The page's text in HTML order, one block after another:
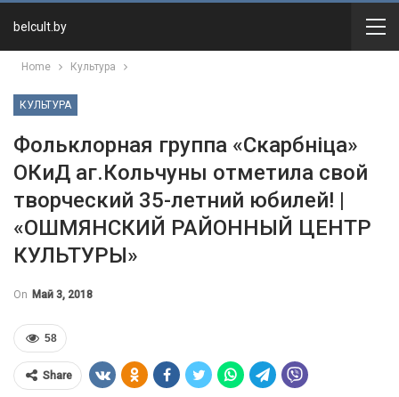
belcult.by
Home Культура
КУЛЬТУРА
Фольклорная группа «Скарбніца»
ОКиД аг.Кольчуны отметила свой
творческий 35-летний юбилей! |
«ОШМЯНСКИЙ РАЙОННЫЙ ЦЕНТР
КУЛЬТУРЫ»
On Май 3, 2018
58
Share